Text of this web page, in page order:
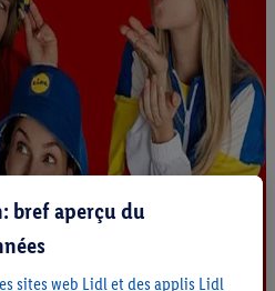
bref aperçu du
sites web Lidl et des applis Lidl